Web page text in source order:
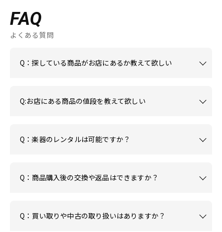
FAQ
よくある質問
Q：探している商品がお店にあるか教えて欲しい
Q:お店にある商品の値段を教えて欲しい
Q：楽器のレンタルは可能ですか？
Q：商品購入後の交換や返品はできますか？
Q：買い取りや中古の取り扱いはありますか？